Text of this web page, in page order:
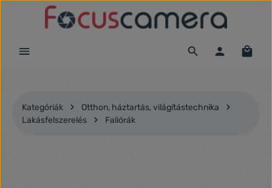
Ugrás a fő tartalomra
Kategóriák
Otthon, háztartás, világítástechnika
Lakásfelszerelés
Faliórák